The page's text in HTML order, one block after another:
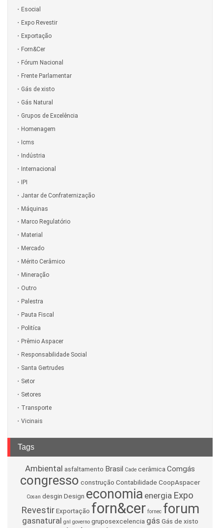
Esocial
Expo Revestir
Exportação
Forn&Cer
Fórum Nacional
Frente Parlamentar
Gás de xisto
Gás Natural
Grupos de Excelência
Homenagem
Icms
Indústria
Internacional
IPI
Jantar de Confraternização
Máquinas
Marco Regulatório
Material
Mercado
Mérito Cerâmico
Mineração
Outro
Palestra
Pauta Fiscal
Politíca
Prêmio Aspacer
Responsabilidade Social
Santa Gertrudes
Setor
Setores
Transporte
Vicinais
Tags
Ambiental asfaltamento Brasil Cade cerâmicaComgás
congresso construção Contabilidade CoopAspacer
Cosan desgin Design economia energia Expo
Revestir Exportação forn&cer fornec forum
gasnatural gnl governo gruposexcelencia gás Gás de xisto